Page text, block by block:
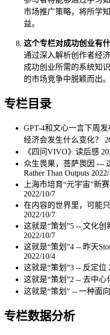
市场推广策略，将所学
益。
这个专栏对成功创业有什
通过深入解析创作者经
成功创业所需的系统知
的市场竞争中脱颖而出。
专栏目录
GPT-4和文心一言下周
经济会发生什么变化？
《四问VIVO》读后感
众生畏果，菩萨畏因 ---
Rather Than Outputs
上海市培育“元宇宙”新
2022/10/7
在内容的世界里，可能
2022/10/7
这就是“策划”5 -- 文化创
2022/10/7
这就是“策划”4 -- 昨天
2022/10/4
这就是“策划”3 -- 反定位
这就是“策划”2 -- 去中心
这就是“策划” -- 一种面
专栏数据分析